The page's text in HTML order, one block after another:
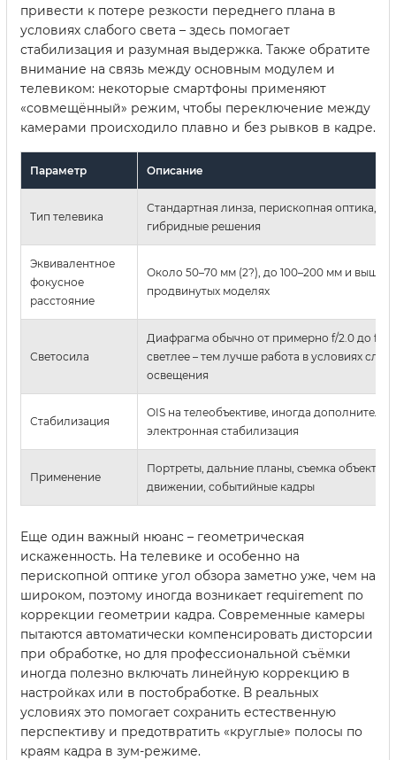
привести к потере резкости переднего плана в
условиях слабого света – здесь помогает
стабилизация и разумная выдержка. Также обратите
внимание на связь между основным модулем и
телевиком: некоторые смартфоны применяют
«совмещённый» режим, чтобы переключение между
камерами происходило плавно и без рывков в кадре.
Параметр Описание
Тип телевика
Стандартная линза, перископная оптика,
гибридные решения
Эквивалентное
фокусное
расстояние
Около 50–70 мм (2?), до 100–200 мм и выше
продвинутых моделях
Светосила
Диафрагма обычно от примерно f/2.0 до f/
светлее – тем лучше работа в условиях
освещения
Стабилизация
OIS на телеобъективе, иногда
электронная стабилизация
Применение
Портреты, дальние планы, съемка объектов
движении, событийные кадры
Еще один важный нюанс – геометрическая
искаженность. На телевике и особенно на
перископной оптике угол обзора заметно уже, чем на
широком, поэтому иногда возникает requirement по
коррекции геометрии кадра. Современные камеры
пытаются автоматически компенсировать дисторсии
при обработке, но для профессиональной съёмки
иногда полезно включать линейную коррекцию в
настройках или в постобработке. В реальных
условиях это помогает сохранить естественную
перспективу и предотвратить «круглые» полосы по
краям кадра в зум-режиме.